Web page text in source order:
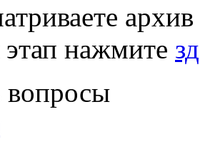
нажмите
вопросы